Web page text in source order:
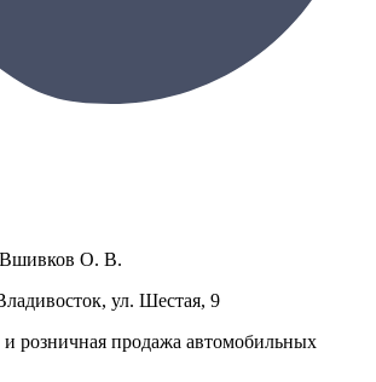
О. В.
ул. Шестая, 9
розничная продажа автомобильных